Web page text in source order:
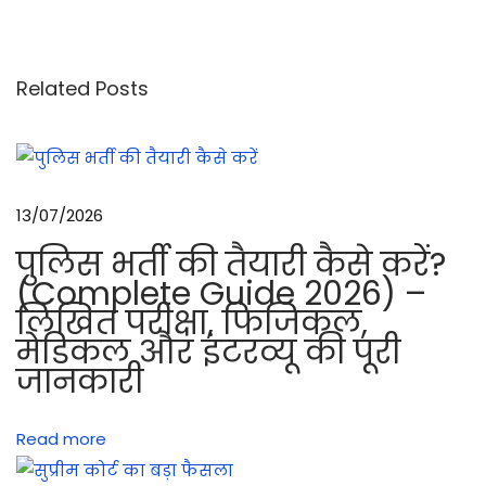
m
M
फा
य
र
आ
र्ड
र
क्र
म
Related Posts
13/07/2026
पुलिस भर्ती की तैयारी कैसे करें?
(Complete Guide 2026) –
लिखित परीक्षा, फिजिकल,
मेडिकल और इंटरव्यू की पूरी
जानकारी
Read more